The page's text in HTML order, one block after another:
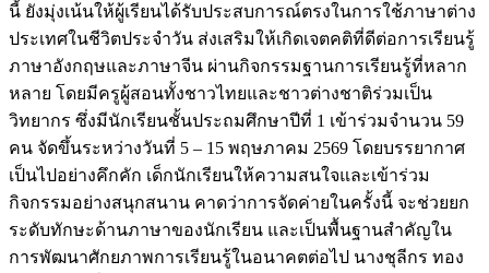
นี้ ยังมุ่งเน้นให้ผู้เรียนได้รับประสบการณ์ตรงในการใช้ภาษาต่าง
ประเทศในชีวิตประจำวัน ส่งเสริมให้เกิดเจตคติที่ดีต่อการเรียนรู้
ภาษาอังกฤษและภาษาจีน ผ่านกิจกรรมฐานการเรียนรู้ที่หลาก
หลาย โดยมีครูผู้สอนทั้งชาวไทยและชาวต่างชาติร่วมเป็น
วิทยากร ซึ่งมีนักเรียนชั้นประถมศึกษาปีที่ 1 เข้าร่วมจำนวน 59
คน จัดขึ้นระหว่างวันที่ 5 – 15 พฤษภาคม 2569 โดยบรรยากาศ
เป็นไปอย่างคึกคัก เด็กนักเรียนให้ความสนใจและเข้าร่วม
กิจกรรมอย่างสนุกสนาน คาดว่าการจัดค่ายในครั้งนี้ จะช่วยยก
ระดับทักษะด้านภาษาของนักเรียน และเป็นพื้นฐานสำคัญใน
การพัฒนาศักยภาพการเรียนรู้ในอนาคตต่อไป นางชุลีกร ทอง